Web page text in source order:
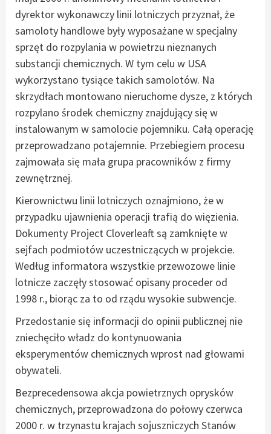
dyrektor wykonawczy linii lotniczych przyznał, że
samoloty handlowe były wyposażane w specjalny
sprzęt do rozpylania w powietrzu nieznanych
substancji chemicznych. W tym celu w USA
wykorzystano tysiące takich samolotów. Na
skrzydłach montowano nieruchome dysze, z których
rozpylano środek chemiczny znajdujący się w
instalowanym w samolocie pojemniku. Całą operację
przeprowadzano potajemnie. Przebiegiem procesu
zajmowała się mała grupa pracowników z firmy
zewnętrznej.
Kierownictwu linii lotniczych oznajmiono, że w
przypadku ujawnienia operacji trafią do więzienia.
Dokumenty Project Cloverleaft są zamknięte w
sejfach podmiotów uczestniczących w projekcie.
Według informatora wszystkie przewozowe linie
lotnicze zaczęły stosować opisany proceder od
1998 r., biorąc za to od rządu wysokie subwencje.
Przedostanie się informacji do opinii publicznej nie
zniechęciło władz do kontynuowania
eksperymentów chemicznych wprost nad głowami
obywateli.
Bezprecedensowa akcja powietrznych oprysków
chemicznych, przeprowadzona do połowy czerwca
2000 r. w trzynastu krajach sojuszniczych Stanów